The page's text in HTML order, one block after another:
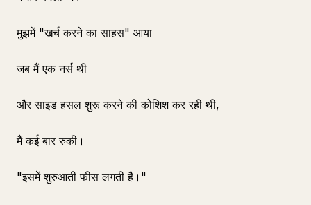
मुझमें "खर्च करने का साहस" आया
जब मैं एक नर्स थी
और साइड हसल शुरू करने की कोशिश कर रही थी,
मैं कई बार रुकी।
"इसमें शुरुआती फीस लगती है।"